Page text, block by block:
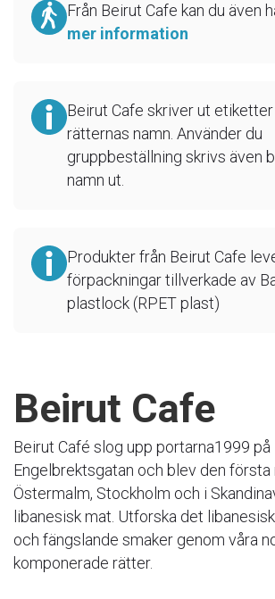
Från Beirut Cafe kan du även
mer information
Beirut Cafe skriver ut
rätternas namn. Använder du
gruppbeställning skrivs även
namn ut.
Produkter från Beirut Cafe
förpackningar tillverkade av
plastlock (RPET plast)
Beirut Cafe
Beirut Café slog upp portarna1999 på
Engelbrektsgatan och blev den första
Östermalm, Stockholm och i
libanesisk mat. Utforska det
och fängslande smaker genom våra
komponerade rätter.